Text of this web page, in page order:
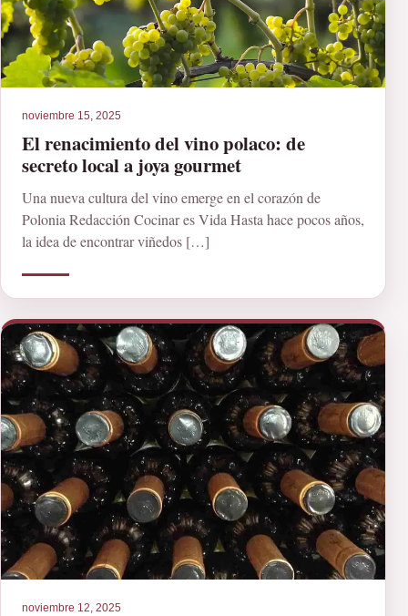
noviembre 15, 2025
El renacimiento del vino polaco: de
secreto local a joya gourmet
Una nueva cultura del vino emerge en el corazón de
Polonia Redacción Cocinar es Vida Hasta hace pocos años,
la idea de encontrar viñedos […]
noviembre 12, 2025